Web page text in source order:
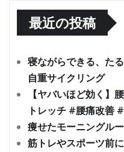
最近の投稿
寝ながらできる、た
自重サイクリング
【ヤバいほど効く】
トレッチ #腰痛改善
痩せたモーニングル
筋トレやスポーツ前